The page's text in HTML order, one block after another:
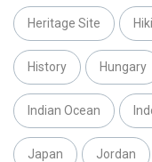
Heritage Site
History Hungary
Indian Ocean
Japan Jordan